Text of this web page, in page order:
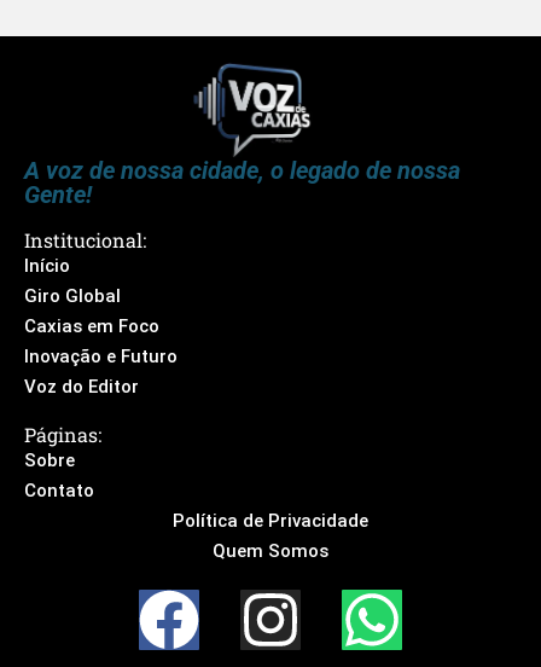
A voz de nossa cidade, o legado de nossa
Gente!
Institucional:
Início
Giro Global
Caxias em Foco
Inovação e Futuro
Voz do Editor
Páginas:
Sobre
Contato
Política de Privacidade
Quem Somos